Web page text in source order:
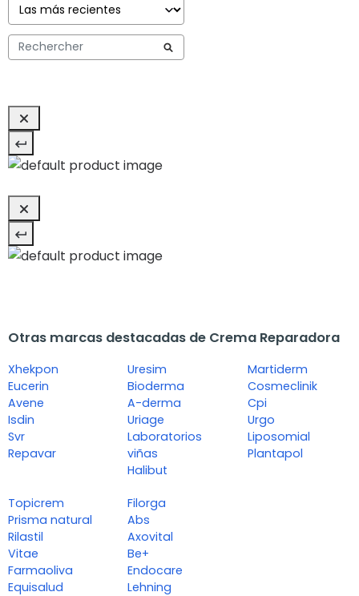
Otras marcas destacadas de Crema Reparadora
Xhekpon
Eucerin
Avene
Isdin
Svr
Repavar
Uresim
Bioderma
A-derma
Uriage
Laboratorios
viñas
Halibut
Martiderm
Cosmeclinik
Cpi
Urgo
Liposomial
Plantapol
Topicrem
Prisma natural
Rilastil
Vitae
Farmaoliva
Equisalud
Filorga
Abs
Axovital
Be+
Endocare
Lehning